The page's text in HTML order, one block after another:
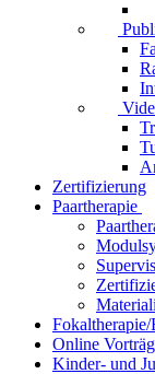
Zertifizierung
Paartherapie
Online
Kinder- und